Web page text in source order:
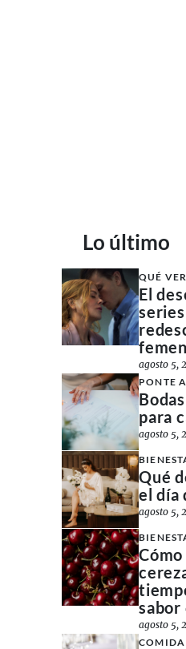
Lo último
QUÉ VER
El
agosto 5,
PONTE
para
agosto 5,
Qué
el día
agosto 5,
sabor
agosto 5,
COMIDA